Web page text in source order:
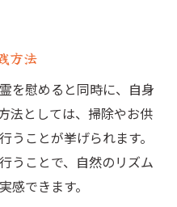
方法
を慰めると同時に、自身
法としては、掃除やお供
うことが挙げられます。
うことで、自然のリズム
感できます。